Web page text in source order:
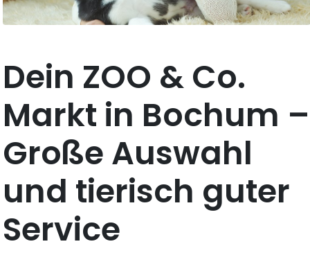
Dein ZOO & Co.
Markt in Bochum –
Große Auswahl
und tierisch guter
Service